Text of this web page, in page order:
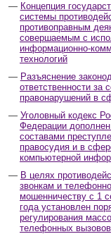
Концепция
системы
противоправным
совершаемым с
информационно-
технологий
Разъяснение
ответственности за
правонарушений в
Уголовный кодекс
Федерации
составами
правосудия и в
компьютерной
В целях
звонкам и
мошенничеству с 1
года установлен
регулирования
телефонных вызовов